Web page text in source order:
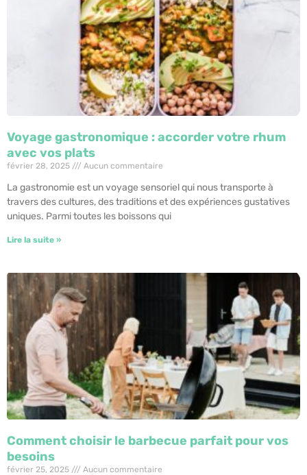
Voyage gastronomique : accorder votre rhum
avec vos plats
février 28, 2025 Aucun commentaire
La gastronomie est un voyage sensoriel qui nous transporte à
travers des cultures, des traditions et des expériences gustatives
uniques. Parmi toutes les boissons qui
Lire la suite »
Comment choisir le barbecue parfait pour vos
besoins
février 25, 2025 Aucun commentaire